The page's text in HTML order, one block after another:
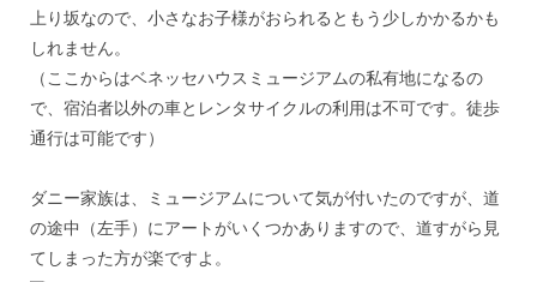
上り坂なので、 小さなお子様がおられるともう少しかかるかも
しれません。
（ここからはベネッセハウスミュージアムの私有地になるの
で、 宿泊者以外の車とレンタサイクルの利用は不可です。 徒歩
通行は可能です）
ダニー家族は、ミュージアムについて気が付いたのですが、 道
の途中（左手）にアートがいくつかありますので、 道すがら見
てしまった方が楽ですよ。